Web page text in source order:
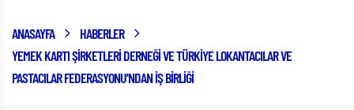
ANASAYFA
HABERLER
YEMEK KARTI ŞIRKETLERI DERNEĞI VE TÜRKIYE LOKANTACILAR VE
PASTACILAR FEDERASYONU'NDAN İŞ BIRLIĞI